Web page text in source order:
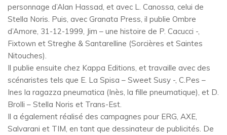
personnage d’Alan Hassad, et avec L. Canossa, celui de
Stella Noris. Puis, avec Granata Press, il publie Ombre
d’Amore, 31-12-1999, Jim – une histoire de P. Cacucci -,
Fixtown et Streghe & Santarelline (Sorcières et Saintes
Nitouches).
Il publie ensuite chez Kappa Editions, et travaille avec des
scénaristes tels que E. La Spisa – Sweet Susy -, C.Pes –
Ines la ragazza pneumatica (Inès, la fille pneumatique), et D.
Brolli – Stella Noris et Trans-Est.
Il a également réalisé des campagnes pour ERG, AXE,
Salvarani et TIM, en tant que dessinateur de publicités. De